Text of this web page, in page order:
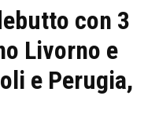
con 3
Livorno e
e Perugia,